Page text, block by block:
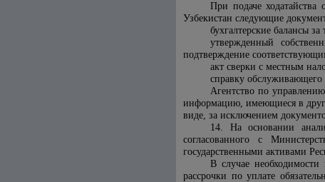
При подаче
Узбекистан следующие
бухгалтерские балансы
утвержденный
подтверждение
акт сверки с местным
справку обслуживающего
Агентство по
информацию, имеющиеся в
виде, за исключением
14. На основании
согласованного с
государственными активами
В случае
рассрочки по уплате